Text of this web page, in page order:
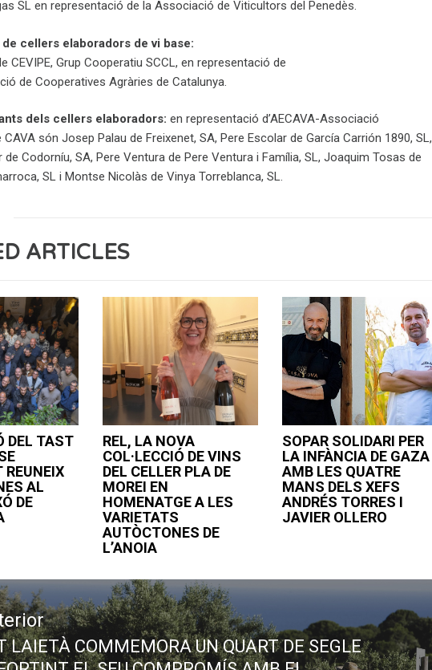
SL en representació de la Associació de Viticultors del Penedès.
cellers elaboradors de vi base:
CEVIPE, Grup Cooperatiu SCCL, en representació de
de Cooperatives Agràries de Catalunya.
dels cellers elaboradors: en representació d’AECAVA-Associació
CAVA són Josep Palau de Freixenet, SA, Pere Escolar de García Carrión 1890, SL,
de Codorníu, SA, Pere Ventura de Pere Ventura i Família, SL, Joaquim Tosas de
SL i Montse Nicolàs de Vinya Torreblanca, SL.
ARTICLES
DEL TAST
REUNEIX
AL
DE
REL, LA NOVA
COL·LECCIÓ DE VINS
DEL CELLER PLA DE
MOREI EN
HOMENATGE A LES
VARIETATS
AUTÒCTONES DE
L’ANOIA
SOPAR SOLIDARI PER
LA INFÀNCIA DE GAZA
AMB LES QUATRE
MANS DELS XEFS
ANDRÉS TORRES I
JAVIER OLLERO
LAIETÀ COMMEMORA UN QUART DE SEGLE